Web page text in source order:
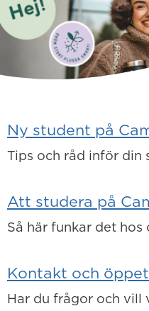
Ny student på
Tips och råd inför din
Att studera på
Så här funkar det hos
Kontakt och
Har du frågor och vill